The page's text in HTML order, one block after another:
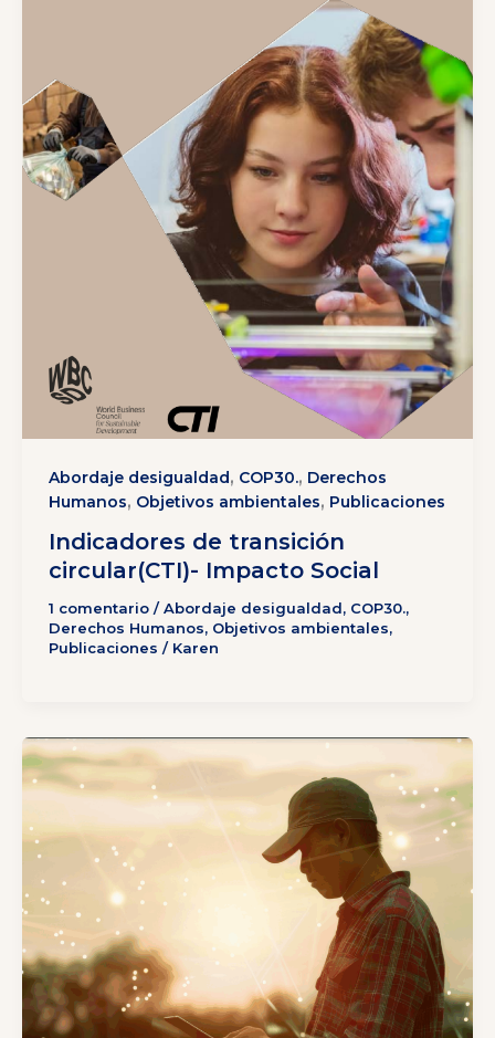
Abordaje desigualdad, COP30., Derechos
Humanos, Objetivos ambientales, Publicaciones
Indicadores de transición
circular(CTI)- Impacto Social
1 comentario /Abordaje desigualdad, COP30.,
Derechos Humanos, Objetivos ambientales,
Publicaciones / Karen